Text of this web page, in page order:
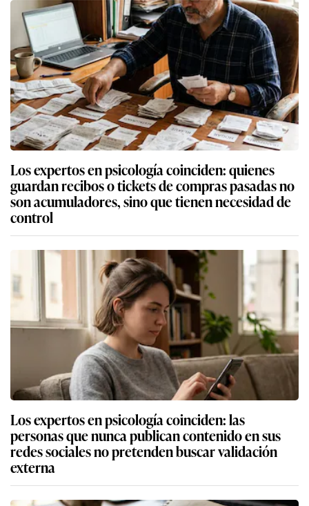
Los expertos en psicología coinciden: quienes
guardan recibos o tickets de compras pasadas no
son acumuladores, sino que tienen necesidad de
control
Los expertos en psicología coinciden: las
personas que nunca publican contenido en sus
redes sociales no pretenden buscar validación
externa